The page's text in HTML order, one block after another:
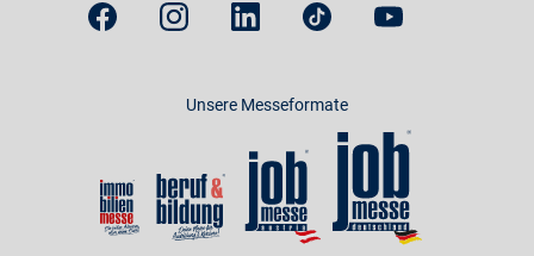
Unsere Messeformate